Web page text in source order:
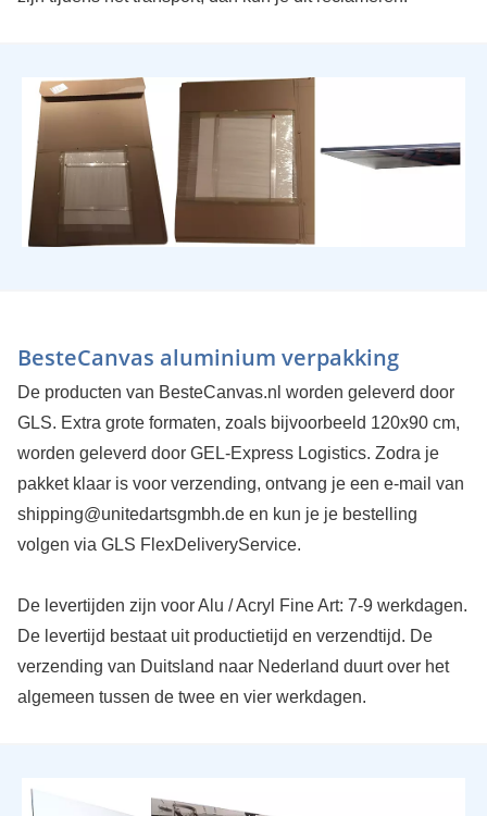
BesteCanvas aluminium verpakking
De producten van BesteCanvas.nl worden geleverd door
GLS. Extra grote formaten, zoals bijvoorbeeld 120x90 cm,
worden geleverd door GEL-Express Logistics. Zodra je
pakket klaar is voor verzending, ontvang je een e-mail van
shipping@unitedartsgmbh.de en kun je je bestelling
volgen via GLS FlexDeliveryService.
De levertijden zijn voor Alu / Acryl Fine Art: 7-9 werkdagen.
De levertijd bestaat uit productietijd en verzendtijd. De
verzending van Duitsland naar Nederland duurt over het
algemeen tussen de twee en vier werkdagen.